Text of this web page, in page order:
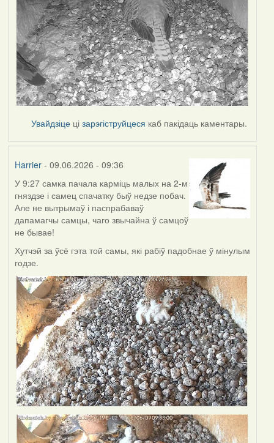
Увайдзіце цізарэгіструйцеся каб пакідаць каментары.
Harrier- 09.06.2026 - 09:36
У 9:27 самка пачала карміць малых на 2-м
гняздзе і самец спачатку быў недзе побач.
Але не вытрымаў і паспрабаваў
дапамагчы самцы, чаго звычайна ў самцоў
не бывае!
Хутчэй за ўсё гэта той самы, які рабіў падобнае ў мінулым
годзе.